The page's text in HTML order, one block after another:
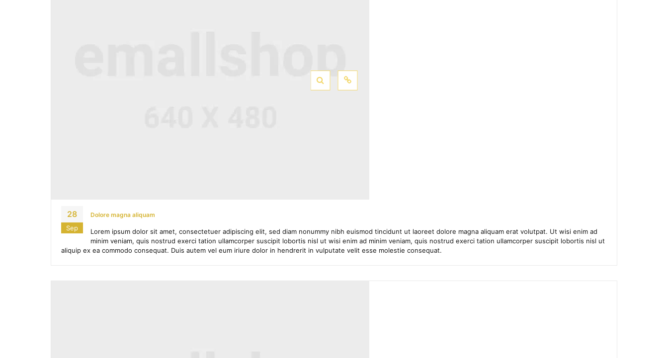
28
Sep
Dolore magna aliquam
Lorem ipsum dolor sit amet, consectetuer adipiscing elit, sed diam nonummy nibh euismod tincidunt ut laoreet dolore magna aliquam erat volutpat. Ut wisi enim ad
minim veniam, quis nostrud exerci tation ullamcorper suscipit lobortis nisl ut wisi enim ad minim veniam, quis nostrud exerci tation ullamcorper suscipit lobortis nisl ut
aliquip ex ea commodo consequat. Duis autem vel eum iriure dolor in hendrerit in vulputate velit esse molestie consequat.